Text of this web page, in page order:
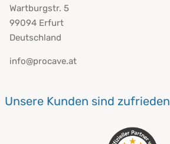
Wartburgstr. 5
99094 Erfurt
Deutschland
info@procave.at
Unsere Kunden sind zufrieden